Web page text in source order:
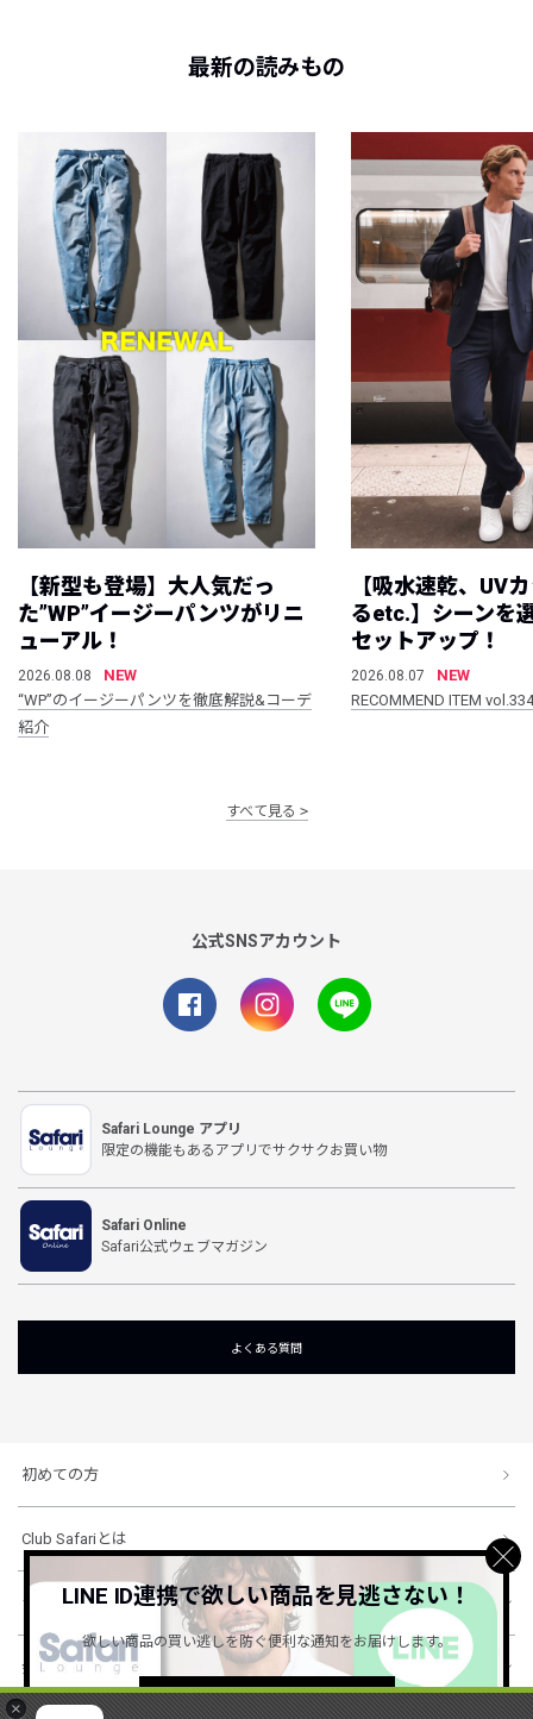
×
最新の読みもの
【新型も登場】大人気だっ
た”WP”イージーパンツがリニ
ューアル！
2026.08.08
NEW
“WP”のイージーパンツを徹底解説&コーデ
紹介
【吸水速乾、UV
るetc.】シーンを
セットアップ！
2026.08.07
NEW
RECOMMEND ITEM vol.334
すべて見る
公式SNSアカウント
Safari Lounge アプリ
限定の機能もあるアプリでサクサクお買い物
Safari Online
Safari公式ウェブマガジン
よくある質問
初めての方
Club Safariとは
ショッピングガイド
会社概要・規約
LINE ID連携で欲しい商品を見逃さない！
欲しい商品の買い逃しを防ぐ便利な通知をお届けします。
詳しくはこちら ＞